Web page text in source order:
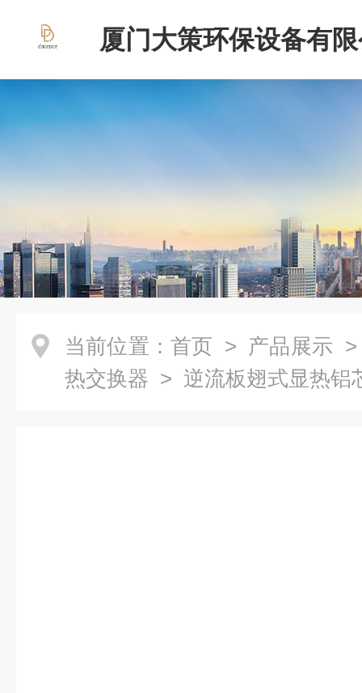
厦门大策环保设备有
当前位置： 首页 > 产品展示
热交换器 > 逆流板翅式显热铝